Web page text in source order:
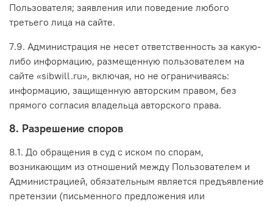
Пользователя; заявления или поведение любого
третьего лица на сайте.
7.9. Администрация не несет ответственность за какую-
либо информацию, размещенную пользователем на
сайте «sibwill.ru», включая, но не ограничиваясь:
информацию, защищенную авторским правом, без
прямого согласия владельца авторского права.
8. Разрешение споров
8.1. До обращения в суд с иском по спорам,
возникающим из отношений между Пользователем и
Администрацией, обязательным является предъявление
претензии (письменного предложения или